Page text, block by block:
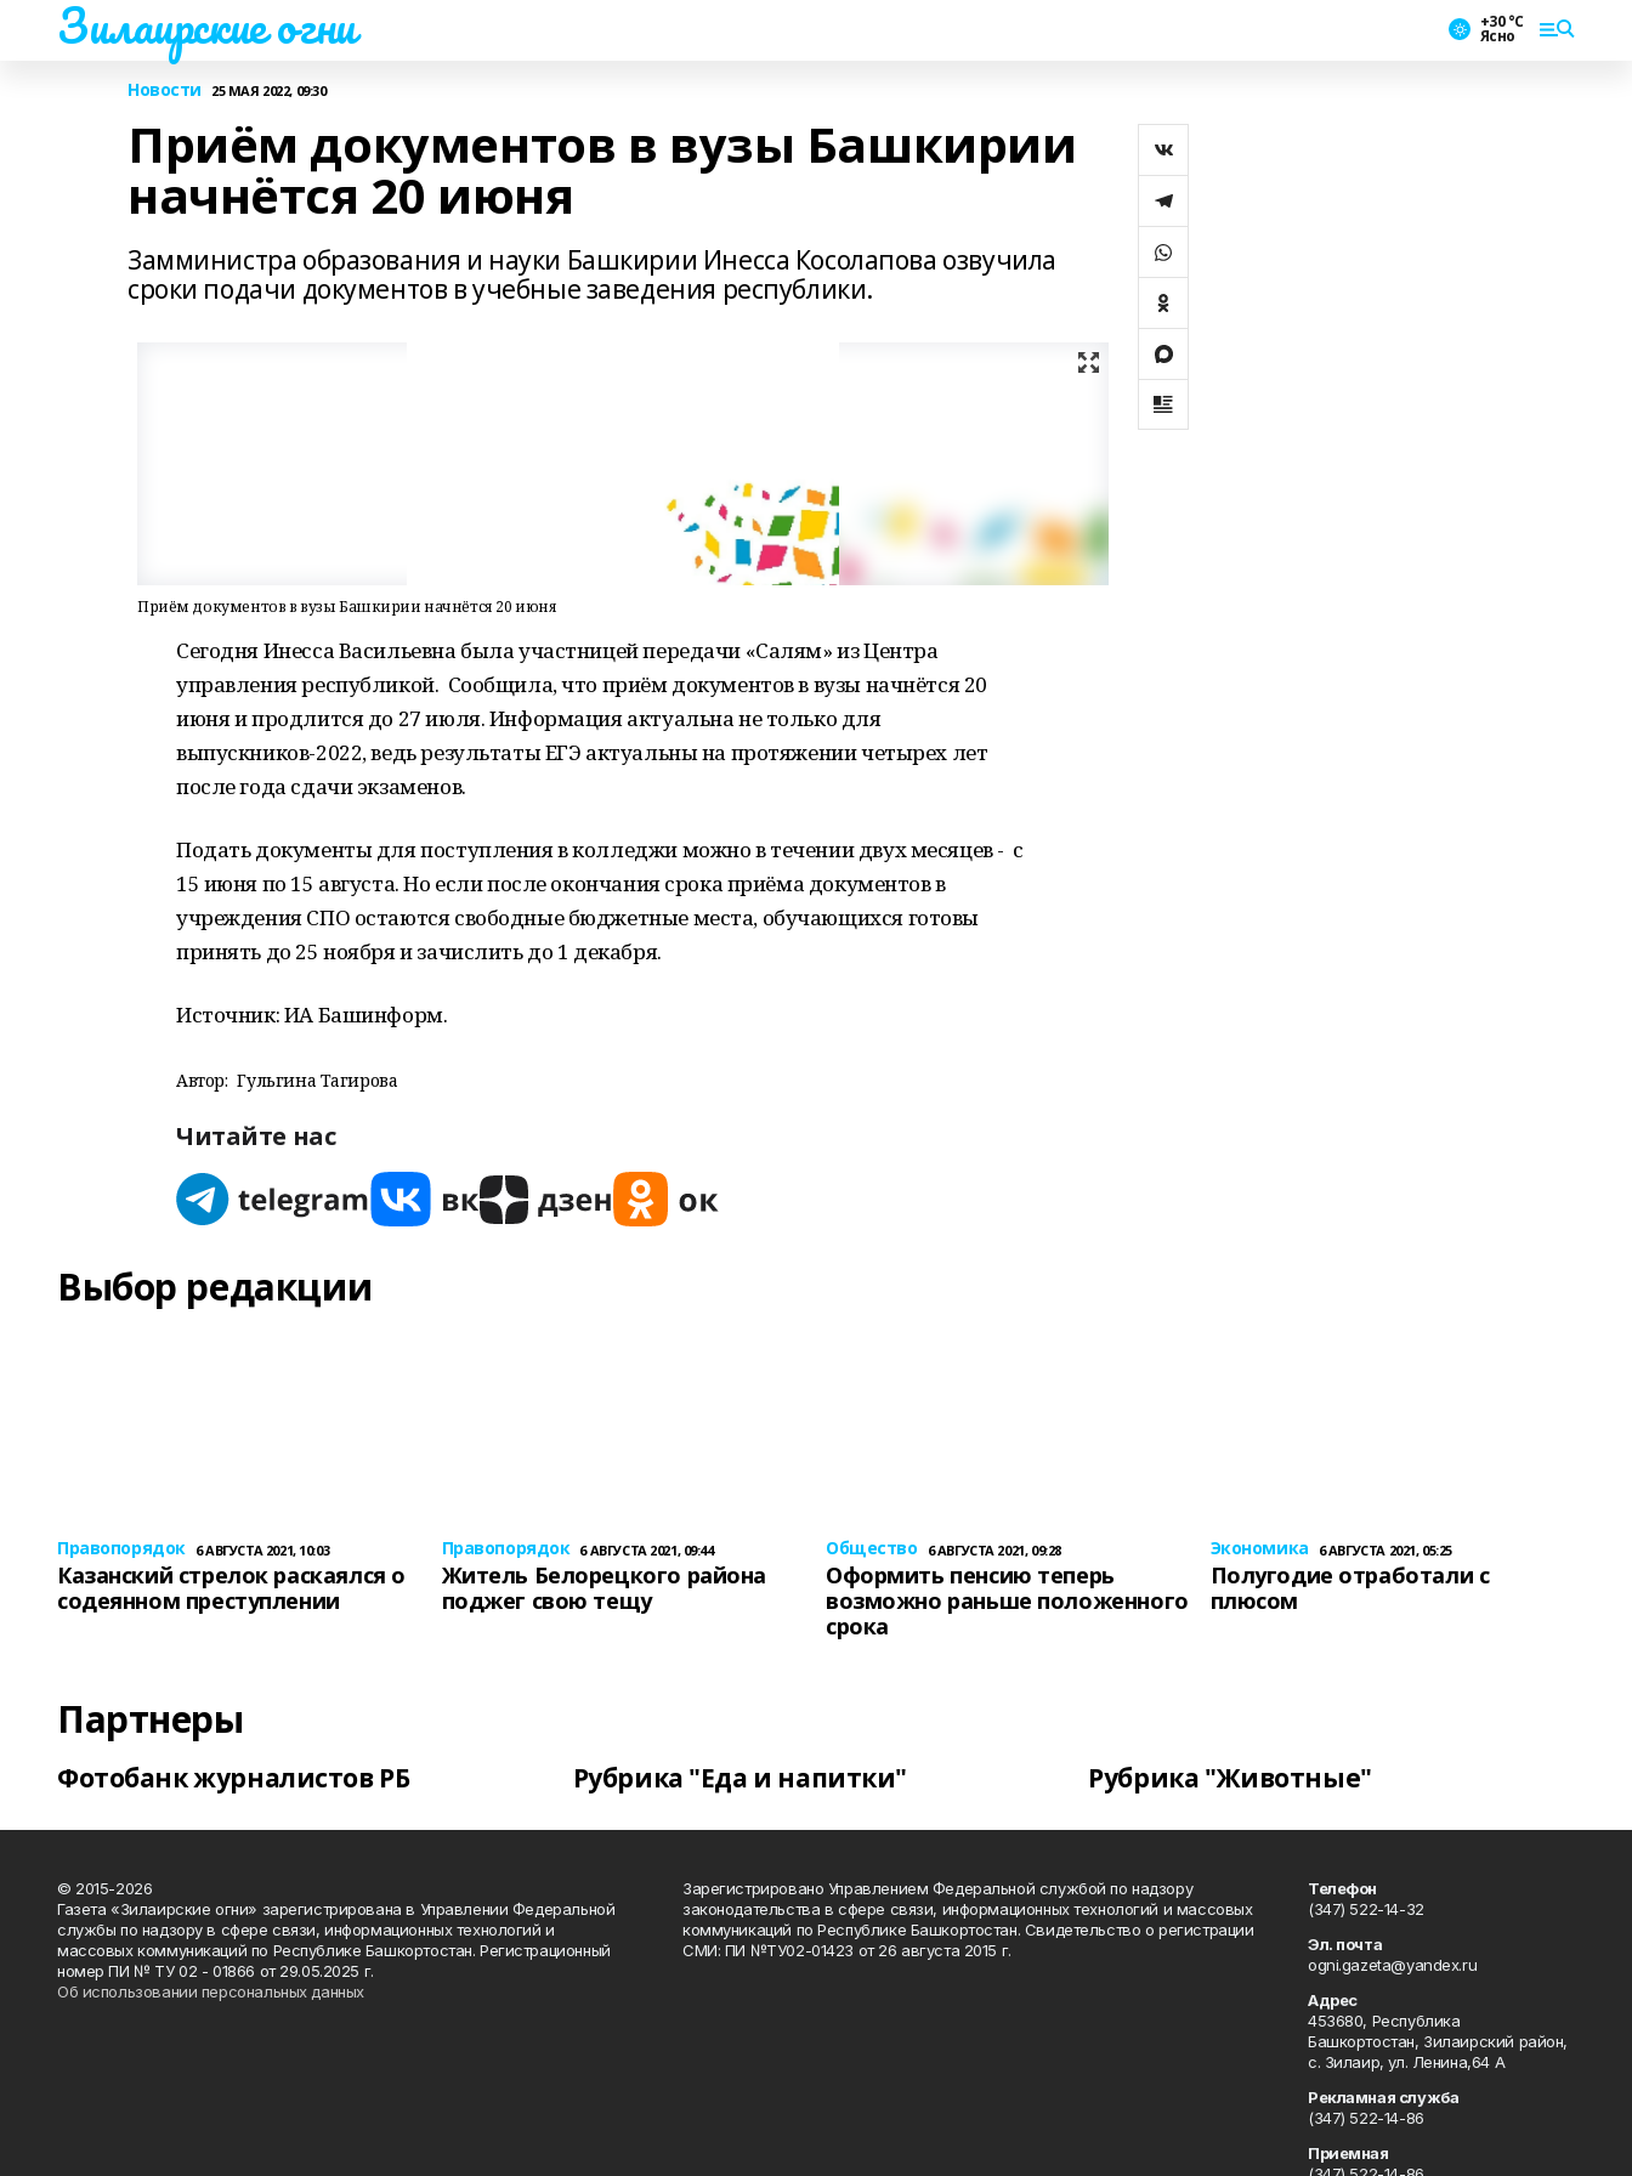
Зилаирские огни +30 °С
Ясно
Новости 25 МАЯ 2022, 09:30
Приём документов в вузы Башкирии
начнётся 20 июня
Замминистра образования и науки Башкирии Инесса Косолапова озвучила
сроки подачи документов в учебные заведения республики.
Приём документов в вузы Башкирии начнётся 20 июня
Сегодня Инесса Васильевна была участницей передачи «Салям» из Центра
управления республикой. Сообщила, что приём документов в вузы начнётся 20
июня и продлится до 27 июля. Информация актуальна не только для
выпускников-2022, ведь результаты ЕГЭ актуальны на протяжении четырех лет
после года сдачи экзаменов.
Подать документы для поступления в колледжи можно в течении двух месяцев - с
15 июня по 15 августа. Но если после окончания срока приёма документов в
учреждения СПО остаются свободные бюджетные места, обучающихся готовы
принять до 25 ноября и зачислить до 1 декабря.
Источник: ИА Башинформ.
Автор: Гульгина Тагирова
Читайте нас
Выбор редакции
Правопорядок 6 АВГУСТА 2021, 10:03
Казанский стрелок раскаялся о
содеянном преступлении
Правопорядок 6 АВГУСТА 2021, 09:44
Житель Белорецкого района
поджег свою тещу
Общество 6 АВГУСТА 2021, 09:28
Оформить пенсию теперь
возможно раньше положенного
срока
Экономика 6 АВГУСТА 2021, 05:25
Полугодие отработали с
плюсом
Партнеры
Фотобанк журналистов РБ Рубрика "Еда и напитки" Рубрика "Животные"
© 2015-2026
Газета «Зилаирские огни» зарегистрирована в Управлении Федеральной
службы по надзору в сфере связи, информационных технологий и
массовых коммуникаций по Республике Башкортостан. Регистрационный
номер ПИ № ТУ 02 - 01866 от 29.05.2025 г.
Об использовании персональных данных
Зарегистрировано Управлением Федеральной службой по надзору
законодательства в сфере связи, информационных технологий и массовых
коммуникаций по Республике Башкортостан. Свидетельство о регистрации
СМИ: ПИ №ТУ02-01423 от 26 августа 2015 г.
Телефон
(347) 522-14-32
Эл. почта
ogni.gazeta@yandex.ru
Адрес
453680, Республика
Башкортостан, Зилаирский район,
с. Зилаир, ул. Ленина,64 А
Рекламная служба
(347) 522-14-86
Приемная